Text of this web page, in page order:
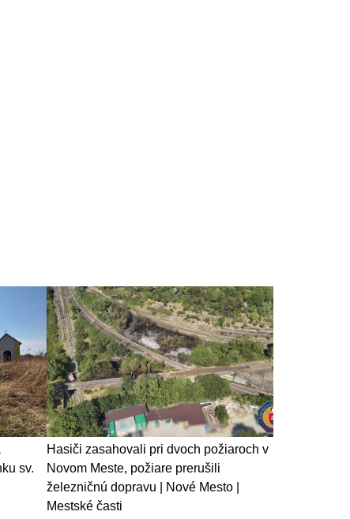
sv.
Hasiči zasahovali pri dvoch požiaroch v
Novom Meste, požiare prerušili
železničnú dopravu | Nové Mesto |
Mestské časti